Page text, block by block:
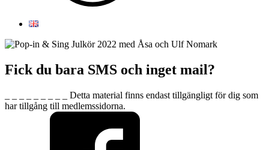
Fick du bara SMS och inget mail?
_ _ _ _ _ _ _ _ _ Detta material finns endast tillgängligt för dig som
har tillgång till medlemssidorna.